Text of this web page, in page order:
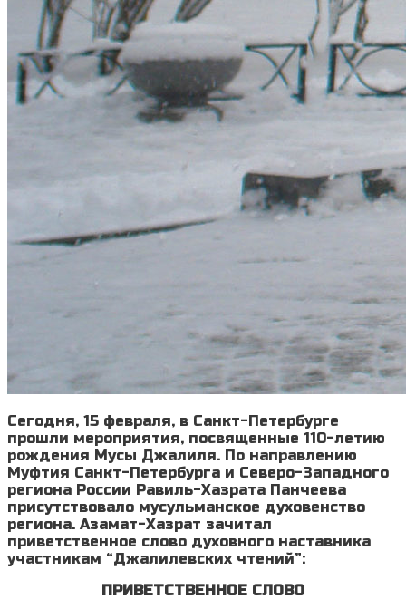
Сегодня, 15 февраля, в Санкт-Петербурге
прошли мероприятия, посвященные 110-летию
рождения Мусы Джалиля. По направлению
Муфтия Санкт-Петербурга и Северо-Западного
региона России Равиль-Хазрата Панчеева
присутствовало мусульманское духовенство
региона. Азамат-Хазрат зачитал
приветственное слово духовного наставника
участникам “Джалилевских чтений”:
ПРИВЕТСТВЕННОЕ СЛОВО